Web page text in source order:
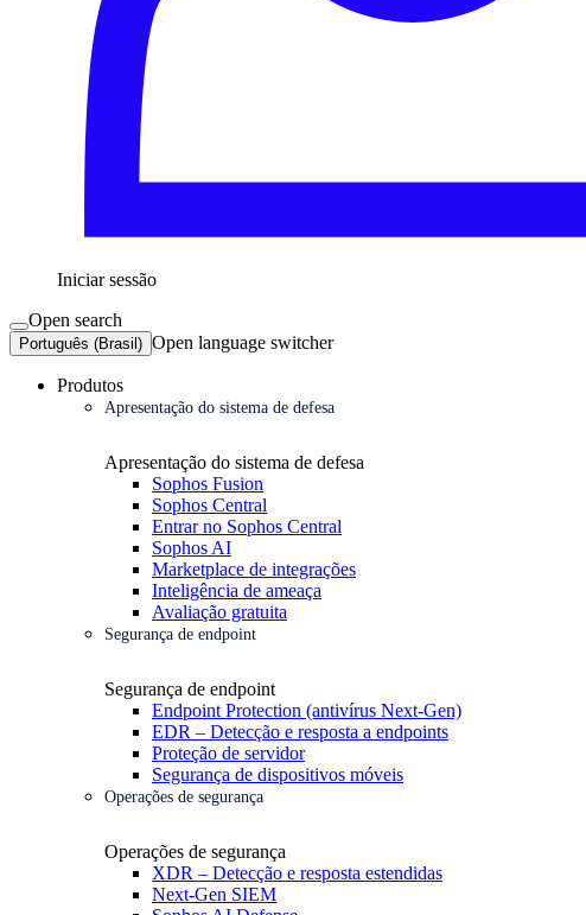
Iniciar sessão
Open search
Português (Brasil) Open language switcher
Produtos
Apresentação do sistema de defesa
Apresentação do sistema de defesa
Sophos Fusion
Sophos Central
Entrar no Sophos Central
Sophos AI
Marketplace de integrações
Inteligência de ameaça
Avaliação gratuita
Segurança de endpoint
Segurança de endpoint
Endpoint Protection (antivírus Next-Gen)
EDR – Detecção e resposta a endpoints
Proteção de servidor
Segurança de dispositivos móveis
Operações de segurança
Operações de segurança
XDR – Detecção e resposta estendidas
Next-Gen SIEM